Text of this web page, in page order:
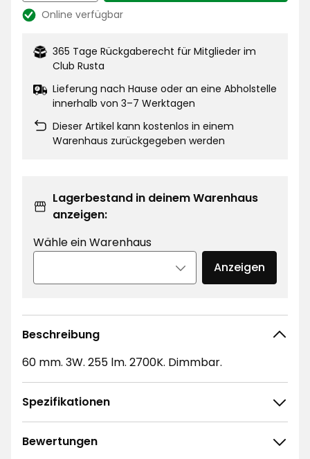
Lagerbestand:
Online verfügbar
365 Tage Rückgaberecht für Mitglieder im
Club Rusta
Lieferung nach Hause oder an eine Abholstelle
innerhalb von 3–7 Werktagen
Dieser Artikel kann kostenlos in einem
Warenhaus zurückgegeben werden
Lagerbestand in deinem Warenhaus
anzeigen:
Wähle ein Warenhaus
Anzeigen
Beschreibung
60 mm. 3W. 255 lm. 2700K. Dimmbar.
Spezifikationen
Bewertungen